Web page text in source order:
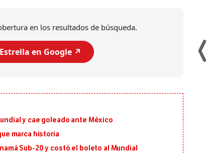
en los resultados de búsqueda.
en Google ↗️
y cae goleado ante México
marca historia
Sub-20 y costó el boleto al Mundial
al sur de Japón, provocando una